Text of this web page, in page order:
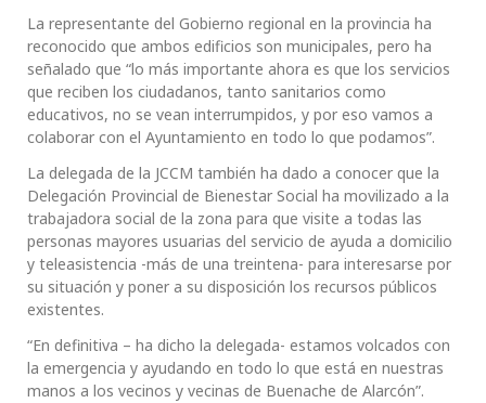
La representante del Gobierno regional en la provincia ha
reconocido que ambos edificios son municipales, pero ha
señalado que “lo más importante ahora es que los servicios
que reciben los ciudadanos, tanto sanitarios como
educativos, no se vean interrumpidos, y por eso vamos a
colaborar con el Ayuntamiento en todo lo que podamos”.
La delegada de la JCCM también ha dado a conocer que la
Delegación Provincial de Bienestar Social ha movilizado a la
trabajadora social de la zona para que visite a todas las
personas mayores usuarias del servicio de ayuda a domicilio
y teleasistencia -más de una treintena- para interesarse por
su situación y poner a su disposición los recursos públicos
existentes.
“En definitiva – ha dicho la delegada- estamos volcados con
la emergencia y ayudando en todo lo que está en nuestras
manos a los vecinos y vecinas de Buenache de Alarcón”.